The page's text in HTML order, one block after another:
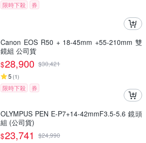
限時下殺
券
Canon EOS R50 + 18-45mm +55-210mm 雙
鏡組 公司貨
$28,900 $30,421
5 (1)
限時下殺 券
OLYMPUS PEN E-P7+14-42mmF3.5-5.6 鏡頭
組 (公司貨)
$23,741 $24,990